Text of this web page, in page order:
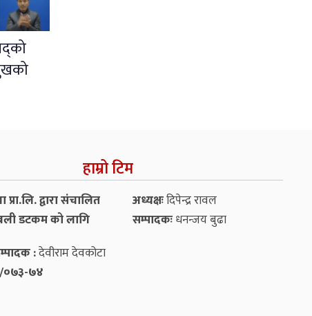
हाम्रो टिम
प्रा.लि. द्वारा संचालित
डटकम को लागि
अध्यक्षःदिपेन्द्र रावल
सम्पादकःधनन्‍जय बुढा
:देवीराम देवकोटा
०७३-७४